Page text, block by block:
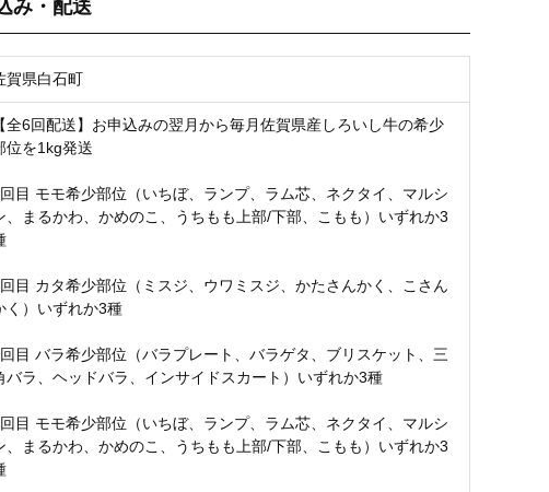
み・配送
賀県白石町
【全6回配送】お申込みの翌月から毎月佐賀県産しろいし牛の希少
位を1kg発送
目 モモ希少部位（いちぼ、ランプ、ラム芯、ネクタイ、マルシ
、まるかわ、かめのこ、うちもも上部/下部、こもも）いずれか3
目 カタ希少部位（ミスジ、ウワミスジ、かたさんかく、こさん
く）いずれか3種
目 バラ希少部位（バラプレート、バラゲタ、ブリスケット、三
バラ、ヘッドバラ、インサイドスカート）いずれか3種
目 モモ希少部位（いちぼ、ランプ、ラム芯、ネクタイ、マルシ
、まるかわ、かめのこ、うちもも上部/下部、こもも）いずれか3